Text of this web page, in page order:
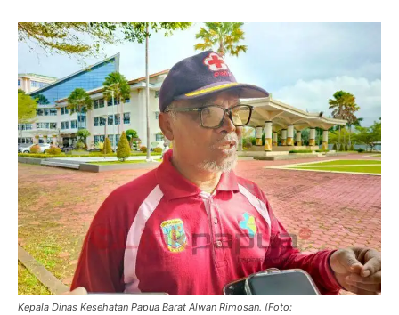
Kepala Dinas Kesehatan Papua Barat Alwan Rimosan. (Foto: